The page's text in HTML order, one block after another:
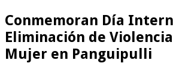
Conmemoran Día
Eliminación de
Mujer en Panguipulli